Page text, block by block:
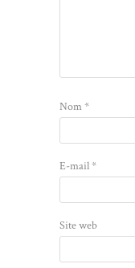
Nom*
E-mail*
Site web